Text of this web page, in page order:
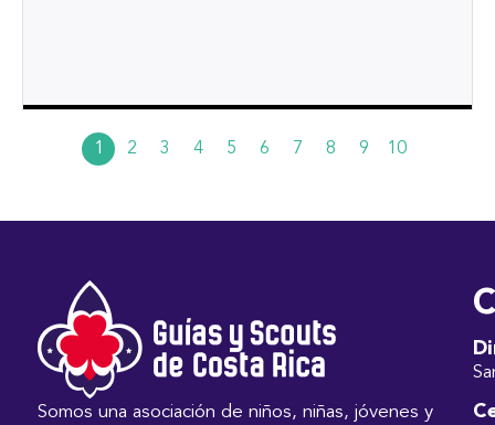
1 2 3 4 5 6 7 8 9 10
Somos una asociación de niños, niñas, jóvenes y